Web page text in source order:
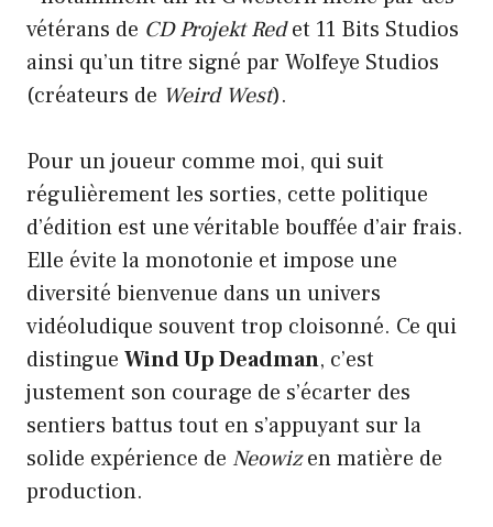
vétérans de CD Projekt Redet 11 Bits Studios
ainsi qu’un titre signé par Wolfeye Studios
(créateurs de Weird West).
Pour un joueur comme moi, qui suit
régulièrement les sorties, cette politique
d’édition est une véritable bouffée d’air frais.
Elle évite la monotonie et impose une
diversité bienvenue dans un univers
vidéoludique souvent trop cloisonné. Ce qui
distingue Wind Up Deadman, c’est
justement son courage de s’écarter des
sentiers battus tout en s’appuyant sur la
solide expérience de Neowizen matière de
production.